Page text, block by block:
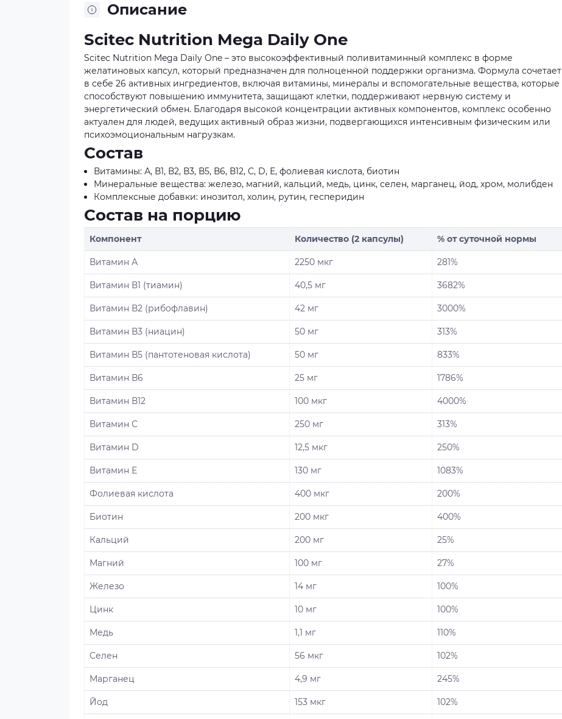
Описание
Scitec Nutrition Mega Daily One
Scitec Nutrition Mega Daily One – это высокоэффективный поливитаминный комплекс в форме
желатиновых капсул, который предназначен для полноценной поддержки организма. Формула сочетает
в себе 26 активных ингредиентов, включая витамины, минералы и вспомогательные вещества, которые
способствуют повышению иммунитета, защищают клетки, поддерживают нервную систему и
энергетический обмен. Благодаря высокой концентрации активных компонентов, комплекс особенно
актуален для людей, ведущих активный образ жизни, подвергающихся интенсивным физическим или
психоэмоциональным нагрузкам.
Состав
Витамины: А, В1, В2, В3, В5, В6, В12, С, D, Е, фолиевая кислота, биотин
Минеральные вещества: железо, магний, кальций, медь, цинк, селен, марганец, йод, хром, молибден
Комплексные добавки: инозитол, холин, рутин, гесперидин
Состав на порцию
Компонент Количество (2 капсулы) % от суточной нормы
Витамин А 2250 мкг 281%
Витамин В1 (тиамин) 40,5 мг 3682%
Витамин В2 (рибофлавин) 42 мг 3000%
Витамин В3 (ниацин) 50 мг 313%
Витамин В5 (пантотеновая кислота) 50 мг 833%
Витамин В6 25 мг 1786%
Витамин В12 100 мкг 4000%
Витамин С 250 мг 313%
Витамин D 12,5 мкг 250%
Витамин Е 130 мг 1083%
Фолиевая кислота 400 мкг 200%
Биотин 200 мкг 400%
Кальций 200 мг 25%
Магний 100 мг 27%
Железо 14 мг 100%
Цинк 10 мг 100%
Медь 1,1 мг 110%
Селен 56 мкг 102%
Марганец 4,9 мг 245%
Йод 153 мкг 102%